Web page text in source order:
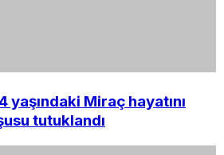
yaşındaki Miraç hayatını
tutuklandı